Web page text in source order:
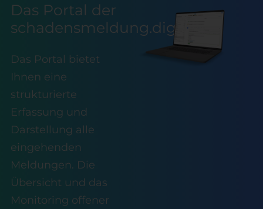
Das Portal der
schadensmeldung.digital
Das Portal bietet
Ihnen eine
strukturierte
Erfassung und
Darstellung alle
eingehenden
Meldungen. Die
Übersicht und das
Monitoring offener